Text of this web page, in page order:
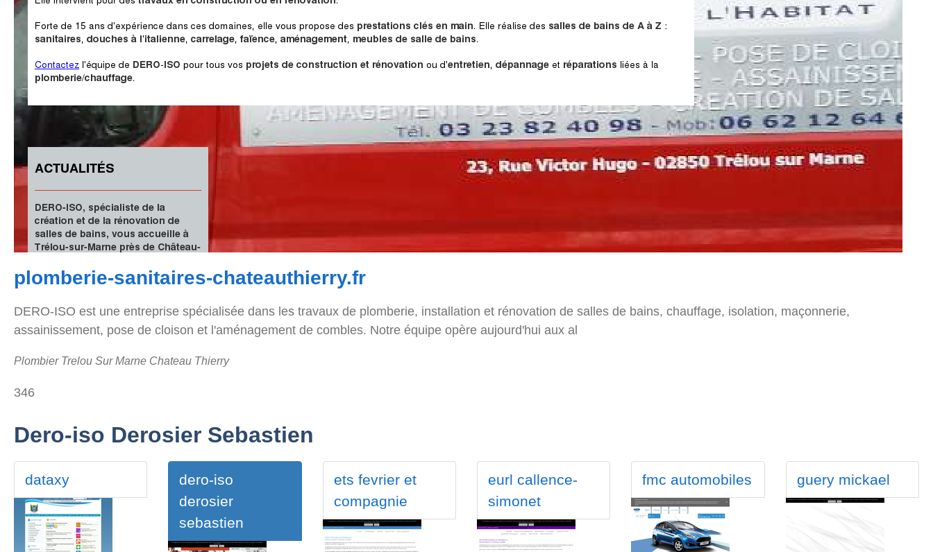
plomberie-sanitaires-chateauthierry.fr
DERO-ISO est une entreprise spécialisée dans les travaux de plomberie, installation et rénovation de salles de bains, chauffage, isolation, maçonnerie,
assainissement, pose de cloison et l'aménagement de combles. Notre équipe opère aujourd'hui aux al
Plombier Trelou Sur Marne Chateau Thierry
346
Dero-iso Derosier Sebastien
dataxy
dero-iso
derosier
sebastien
ets fevrier et
compagnie
eurl callence-
simonet
fmc automobiles guery mickael